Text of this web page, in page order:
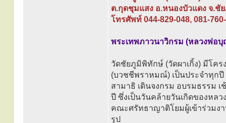
ต.กุดชุมแสง อ.หนองบัวแดง จ.ชั
โทรศัพท์ 044-829-048, 081-
พระเทพภาวนาวิกรม (หลวงพ่อ
วัดชัยภูมิพิทักษ์ (วัดผาเกิ้ง) มีโค
(บวชชีพราหมณ์) เป็นประจำทุก
สามาธิ เดินจงกรม อบรมธรรม
ปี ซึ่งเป็นวันคล้ายวันเกิดของหล
คณะศรัทธาญาติโยมผู้เข้าร่วมง
รูป